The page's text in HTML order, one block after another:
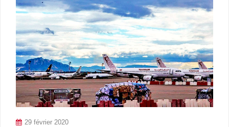
29 février 2020